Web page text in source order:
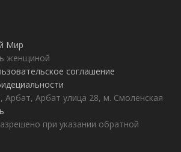
Мир
женщиной
соглашение
Арбат улица 28, м. Смоленская
при указании обратной